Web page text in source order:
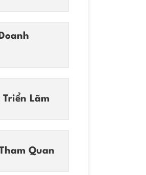
Triển Lãm
Quan